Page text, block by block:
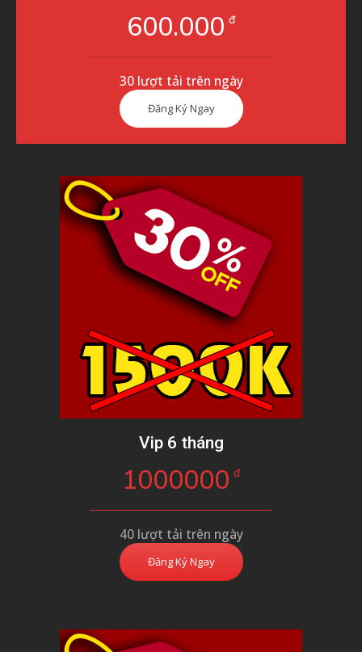
600.000 đ
30 lượt tải trên ngày
Đăng Ký Ngay
Vip 6 tháng
1000000 đ
40 lượt tải trên ngày
Đăng Ký Ngay